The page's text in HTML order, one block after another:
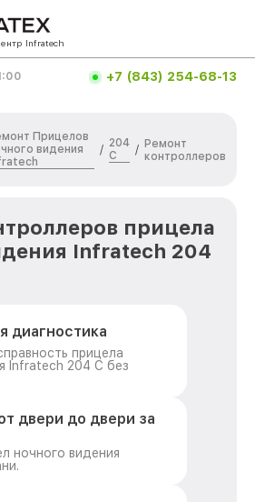
Infratech
+7 (843) 254-68-13
Прицелов
видения
/
204
С
/ Ремонт
контроллеров
прицела
Infratech 204
диагностика
прицела
Infratech 204 С без
двери до двери за
ночного видения